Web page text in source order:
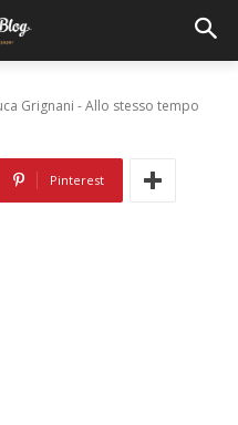
Grignani - Allo stesso tempo
tempo
Pinterest